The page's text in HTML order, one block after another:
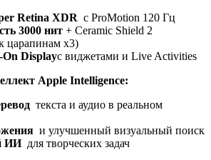
Retina XDR с ProMotion 120 Гц
3000 нит + Ceramic Shield 2
царапинам x3)
On Displayс виджетами и Live Activities
Apple Intelligence:
текста и аудио в реальном
и улучшенный визуальный поиск
ИИ для творческих задач